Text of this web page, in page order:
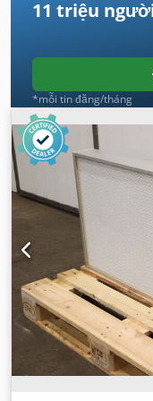
11 triệu
*mỗi tin đăng/tháng